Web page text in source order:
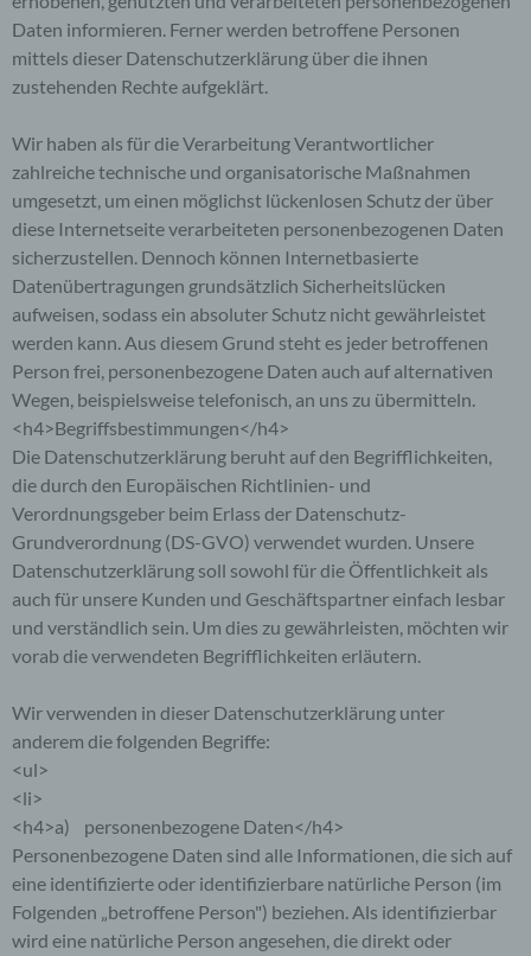
Daten informieren. Ferner werden betroffene Personen
mittels dieser Datenschutzerklärung über die ihnen
zustehenden Rechte aufgeklärt.
Wir haben als für die Verarbeitung Verantwortlicher
zahlreiche technische und organisatorische Maßnahmen
umgesetzt, um einen möglichst lückenlosen Schutz der über
diese Internetseite verarbeiteten personenbezogenen Daten
sicherzustellen. Dennoch können Internetbasierte
Datenübertragungen grundsätzlich Sicherheitslücken
aufweisen, sodass ein absoluter Schutz nicht gewährleistet
werden kann. Aus diesem Grund steht es jeder betroffenen
Person frei, personenbezogene Daten auch auf alternativen
Wegen, beispielsweise telefonisch, an uns zu übermitteln.
<h4>Begriffsbestimmungen</h4>
Die Datenschutzerklärung beruht auf den Begrifflichkeiten,
die durch den Europäischen Richtlinien- und
Verordnungsgeber beim Erlass der Datenschutz-
Grundverordnung (DS-GVO) verwendet wurden. Unsere
Datenschutzerklärung soll sowohl für die Öffentlichkeit als
auch für unsere Kunden und Geschäftspartner einfach lesbar
und verständlich sein. Um dies zu gewährleisten, möchten wir
vorab die verwendeten Begrifflichkeiten erläutern.
Wir verwenden in dieser Datenschutzerklärung unter
anderem die folgenden Begriffe:
<ul>
<li>
<h4>a) personenbezogene Daten</h4>
Personenbezogene Daten sind alle Informationen, die sich auf
eine identifizierte oder identifizierbare natürliche Person (im
Folgenden „betroffene Person") beziehen. Als identifizierbar
wird eine natürliche Person angesehen, die direkt oder